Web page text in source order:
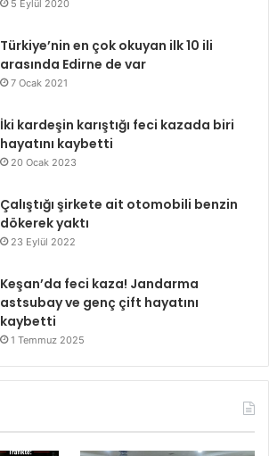
5 Eylül 2020
Türkiye’nin en çok okuyan ilk 10 ili
arasında Edirne de var
7 Ocak 2021
İki kardeşin karıştığı feci kazada biri
hayatını kaybetti
20 Ocak 2023
Çalıştığı şirkete ait otomobili benzin
dökerek yaktı
23 Eylül 2022
Keşan’da feci kaza! Jandarma
astsubay ve genç çift hayatını
kaybetti
1 Temmuz 2025